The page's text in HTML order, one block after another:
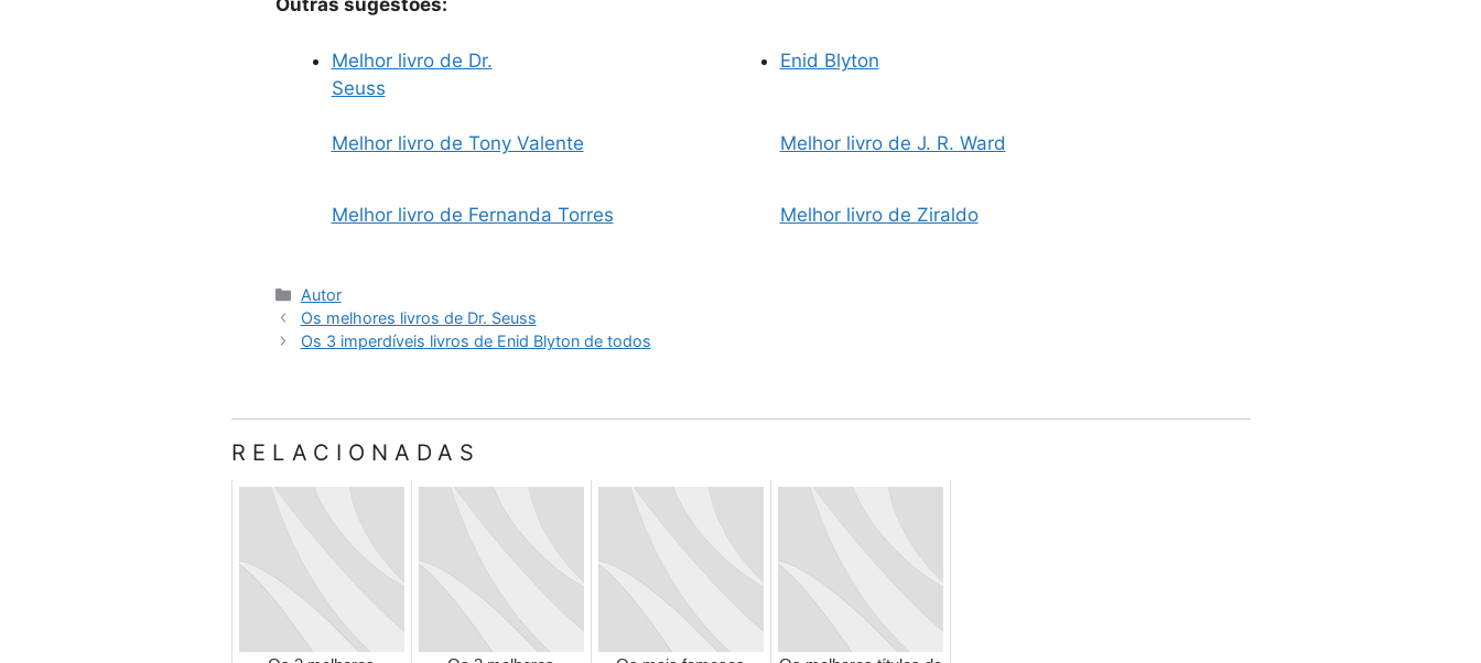
Outras sugestões:
Melhor livro de Dr.
Seuss
Enid Blyton
Melhor livro de Tony Valente Melhor livro de J. R. Ward
Melhor livro de Fernanda Torres Melhor livro de Ziraldo
Categorias
Autor
Os melhores livros de Dr. Seuss
Os 3 imperdíveis livros de Enid Blyton de todos
RELACIONADAS